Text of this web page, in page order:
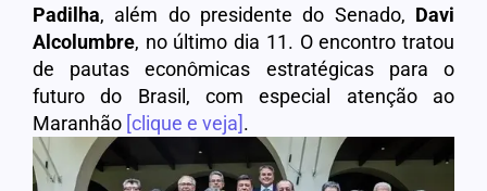
Padilha, além do presidente do Senado, Davi
Alcolumbre, no último dia 11. O encontro tratou
de pautas econômicas estratégicas para o
futuro do Brasil, com especial atenção ao
Maranhão [clique e veja].